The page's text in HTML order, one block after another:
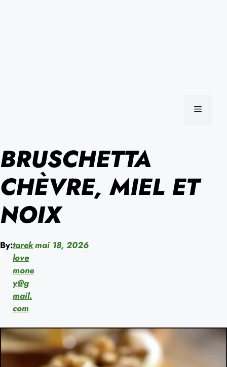
MENU
BRUSCHETTA
CHÈVRE, MIEL ET
NOIX
By:tarek
love
mone
y@g
mail.
com
mai 18, 2026